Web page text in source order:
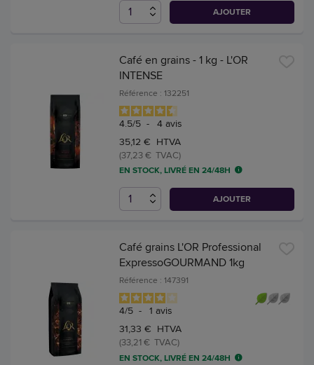
AJOUTER
Café en grains - 1 kg - L'OR
INTENSE
Référence : 132251
4.5/5 - 4 avis
35,12 € HTVA
(37,23 € TVAC)
EN STOCK, LIVRÉ EN 24/48H
AJOUTER
Café grains L'OR Professional
ExpressoGOURMAND 1kg
Référence : 147391
4/5 - 1 avis
31,33 € HTVA
(33,21 € TVAC)
EN STOCK, LIVRÉ EN 24/48H